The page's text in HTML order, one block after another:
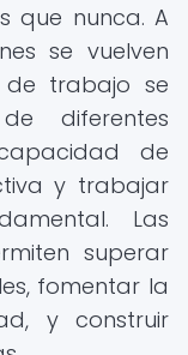
que nunca. A
se vuelven
de trabajo se
diferentes
de
y trabajar
Las
superar
fomentar la
y construir